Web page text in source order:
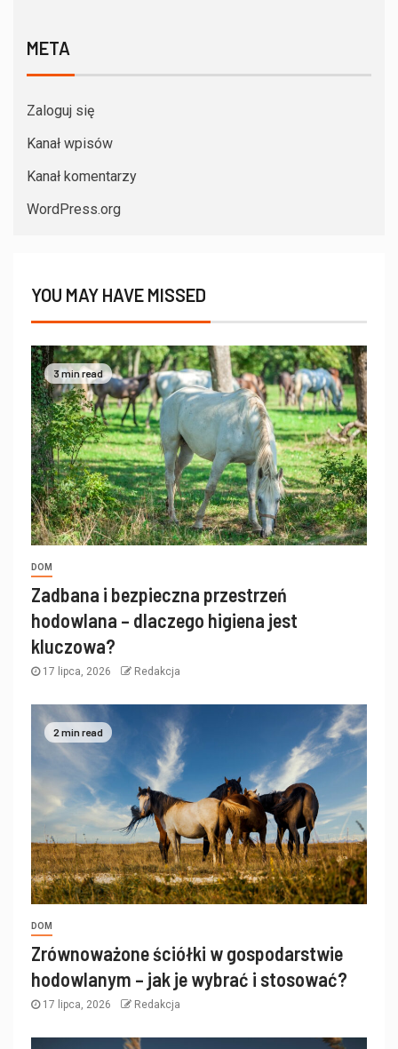
META
Zaloguj się
Kanał wpisów
Kanał komentarzy
WordPress.org
YOU MAY HAVE MISSED
3 min read
DOM
Zadbana i bezpieczna przestrzeń
hodowlana – dlaczego higiena jest
kluczowa?
17 lipca, 2026 Redakcja
2 min read
DOM
Zrównoważone ściółki w gospodarstwie
hodowlanym – jak je wybrać i stosować?
17 lipca, 2026 Redakcja